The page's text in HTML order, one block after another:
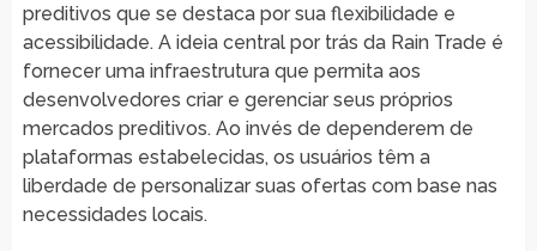
preditivos que se destaca por sua flexibilidade e
acessibilidade. A ideia central por trás da Rain Trade é
fornecer uma infraestrutura que permita aos
desenvolvedores criar e gerenciar seus próprios
mercados preditivos. Ao invés de dependerem de
plataformas estabelecidas, os usuários têm a
liberdade de personalizar suas ofertas com base nas
necessidades locais.